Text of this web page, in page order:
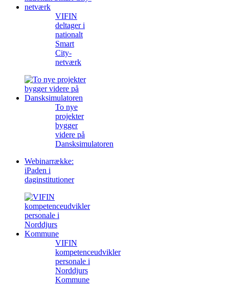
VIFIN
deltager i
nationalt
Smart
City-
netværk
To nye
projekter
bygger
videre på
Dansksimulatoren
Webinarrække:
iPaden i
daginstitutioner
VIFIN
kompetenceudvikler
personale i
Norddjurs
Kommune